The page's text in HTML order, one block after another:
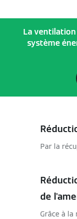
La
système
Par la
de
Grâce à la